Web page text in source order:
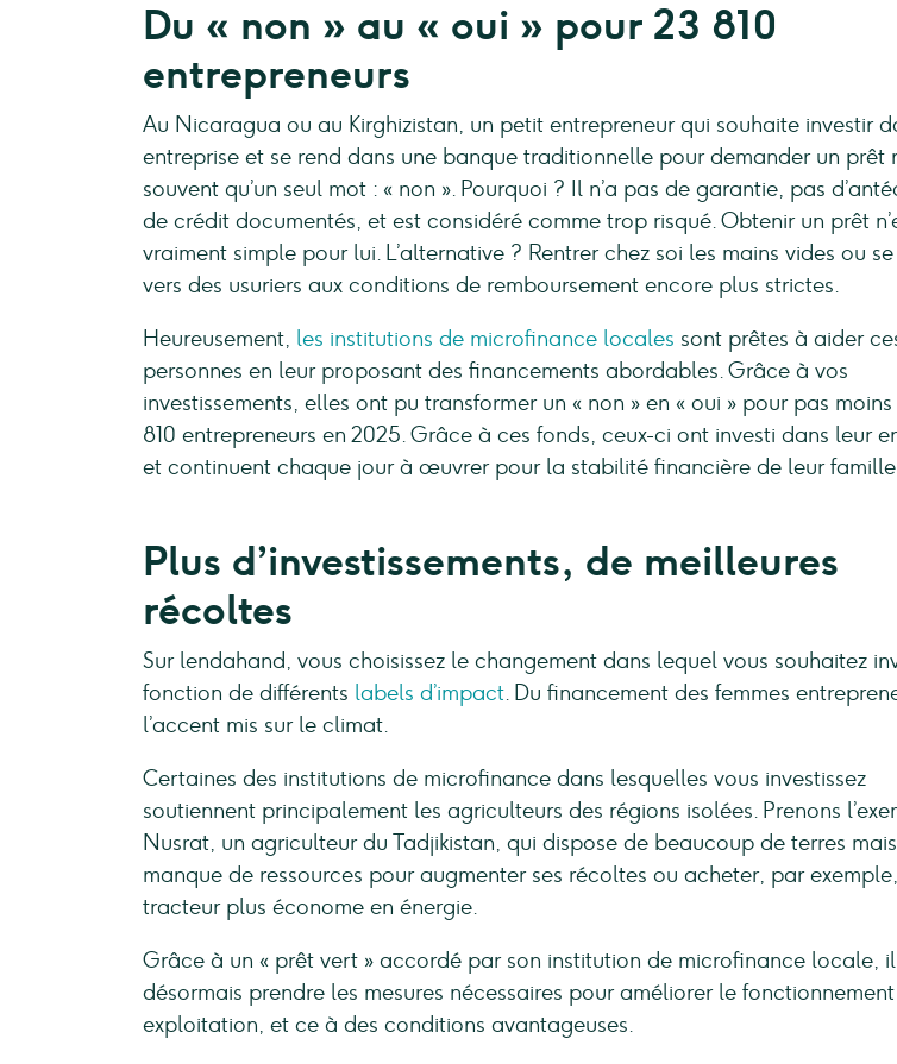
Du « non » au « oui » pour 23 810
entrepreneurs
Au Nicaragua ou au Kirghizistan, un petit entrepreneur qui souhaite investir
entreprise et se rend dans une banque traditionnelle pour demander un prêt
souvent qu’un seul mot : « non ». Pourquoi ? Il n’a pas de garantie, pas
de crédit documentés, et est considéré comme trop risqué. Obtenir un prêt
vraiment simple pour lui. L’alternative ? Rentrer chez soi les mains vides ou
vers des usuriers aux conditions de remboursement encore plus strictes.
Heureusement, les institutions de microfinance locales sont prêtes à aider
personnes en leur proposant des financements abordables. Grâce à vos
investissements, elles ont pu transformer un « non » en « oui » pour pas
810 entrepreneurs en 2025. Grâce à ces fonds, ceux-ci ont investi dans leur
et continuent chaque jour à œuvrer pour la stabilité financière de leur
Plus d’investissements, de meilleures
récoltes
Sur lendahand, vous choisissez le changement dans lequel vous souhaitez
fonction de différents labels d’impact. Du financement des femmes
l’accent mis sur le climat.
Certaines des institutions de microfinance dans lesquelles vous investissez
soutiennent principalement les agriculteurs des régions isolées. Prenons
Nusrat, un agriculteur du Tadjikistan, qui dispose de beaucoup de terres mais
manque de ressources pour augmenter ses récoltes ou acheter, par
tracteur plus économe en énergie.
Grâce à un « prêt vert » accordé par son institution de microfinance locale,
désormais prendre les mesures nécessaires pour améliorer le
exploitation, et ce à des conditions avantageuses.